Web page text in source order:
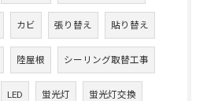
カビ 張り替え 貼り替え
陸屋根 シーリング取替工事
LED 蛍光灯 蛍光灯交換